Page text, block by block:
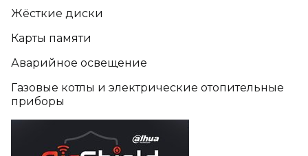
Жёсткие диски
Карты памяти
Аварийное освещение
Газовые котлы и электрические отопительные
приборы